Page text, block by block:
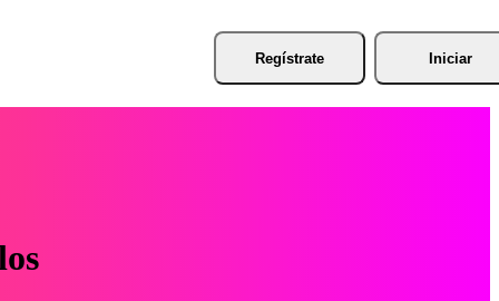
Regístrate Iniciar